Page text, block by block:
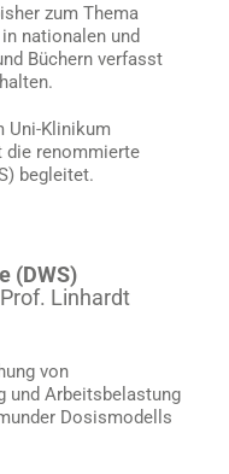
zum Thema
nationalen und
Büchern verfasst
Uni-Klinikum
die renommierte
begleitet.
(DWS)
Linhardt
von
und Arbeitsbelastung
Dosismodells